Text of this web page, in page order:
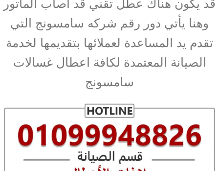
وهنا يأتي دور رقم شركه سامسونج التي
تقدم يد المساعدة لعملائها بتقديمها لخدمة
الصيانة المعتمدة لكافة اعطال غسالات
سامسونج